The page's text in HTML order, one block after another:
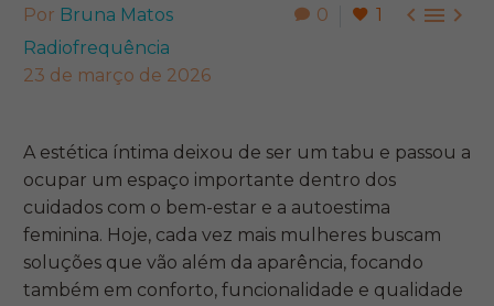
0 1   
Por Bruna Matos
Radiofrequência
23 de março de 2026
A estética íntima deixou de ser um tabu e passou a
ocupar um espaço importante dentro dos
cuidados com o bem-estar e a autoestima
feminina. Hoje, cada vez mais mulheres buscam
soluções que vão além da aparência, focando
também em conforto, funcionalidade e qualidade